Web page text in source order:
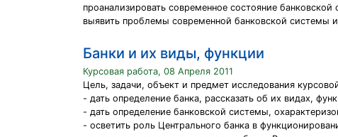
проанализировать современное состояние
выявить проблемы современной банковской системы
Банки и их виды, функции
Курсовая работа, 08 Апреля 2011
Цель, задачи, объект и предмет исследования
- дать определение банка, рассказать об их видах,
- дать определение банковской системы,
- осветить роль Центрального банка в